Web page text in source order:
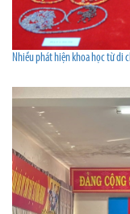
Nhiều phát hiện khoa học từ di